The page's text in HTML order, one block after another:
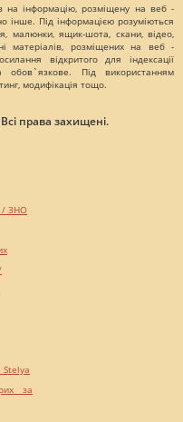
на інформацію, розміщену на веб -
інше. Під інформацією розуміються
малюнки, ящик-шота, скани, відео,
матеріалів, розміщених на веб -
відкритого для індексації
Під використанням
модифікація тощо.
права захищені.
/ ЗНО
Stelya
за